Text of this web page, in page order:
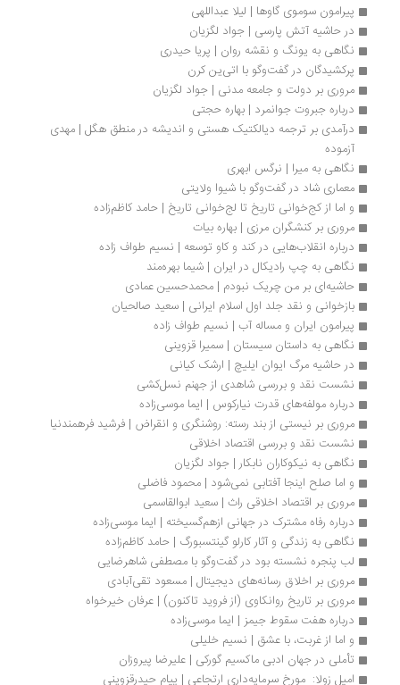
پیرامون سوموی گاوها | لیلا عبداللهی
در حاشیه آتش پارسی | جواد لگزیان
نگاهی به یونگ و نقشه روان | پریا حیدری
پرکشیدگان در گفت‌وگو با اتی‌ین کرن
مروری بر دولت و جامعه مدنی | جواد لگزیان
درباره جبروت جوانمرد | بهاره حجتی
آزموده
نگاهی به میرا | نرگس ابهری
معماری شاد در گفت‌وگو با شیوا ولایتی
و اما از کج‌خوانی تاریخ تا لج‌خوانی تاریخ | حامد کاظم‌زاده
مروری بر کنشگران مرزی | بهاره بیات
درباره انقلاب‌هایی در کند و کاو توسعه | نسیم طواف زاده
نگاهی به چپ رادیکال در ایران | شیما بهره‌مند
حاشیه‌ای بر من چریک نبودم | محمد‌حسین عمادی
بازخوانی و نقد جلد اول اسلام ایرانی | سعید صالحیان
پیرامون ایران و مساله آب | نسیم طواف زاده
نگاهی به داستان سیستان | سمیرا قزوینی
در حاشیه مرگ ایوان ایلیچ | ارشک کیانی
نشست نقد و بررسی شاهدی از جهنم نسل‌کشی
درباره مولفه‌های قدرت نیارکوس | ایما موسی‌زاده
مروری بر نیستی از بند رسته: روشنگری و انقراض | فرشید فرهمندنیا
نشست نقد و بررسی اقتصاد اخلاقی
نگاهی به نیکوکاران نابکار | جواد لگزیان
و اما صلح اینجا آفتابی نمی‎‌شود | محمود فاضلی
مروری بر اقتصاد اخلاقی راث | سعید ابوالقاسمی
درباره رفاه مشترک در جهانی ازهم‌گسیخته | ایما موسی‌زاده
نگاهی به زندگی و آثار کارلو گینتسبورگ | حامد کاظم‌زاده
لب پنجره نشسته بود در گفت‌وگو با مصطفی شاهرضایی
مروری بر اخلاق رسانه‌های دیجیتال | مسعود تقی‌آبادی
مروری بر تاریخ روانکاوی (از فروید تاکنون) | عرفان خیرخواه
درباره هفت سقوط جیمز | ایما موسی‌زاده
و اما از غربت، با عشق | نسیم خلیلی
تأملی در جهان ادبی ماکسیم گورکی | علیرضا پیروزان
امیل زولا:  مورخ سرمایه‌داری ارتجاعی | پیام حیدرقزوینی